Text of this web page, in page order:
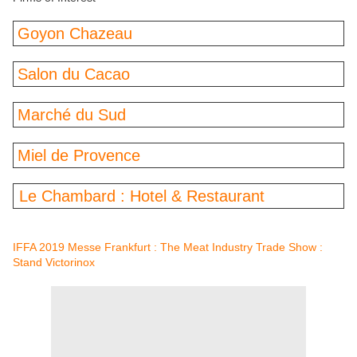
Goyon Chazeau
Salon du Cacao
Marché du Sud
Miel de Provence
Le Chambard : Hotel & Restaurant
IFFA 2019 Messe Frankfurt : The Meat Industry Trade Show :
Stand Victorinox